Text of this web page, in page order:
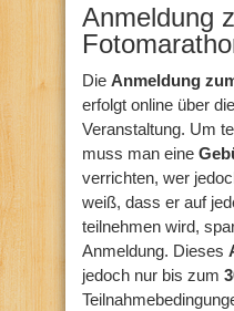
Anmeldung
Die Anmeldung
erfolgt online über
Veranstaltung. Um
muss man eine
verrichten, wer
weiß, dass er auf
teilnehmen wird,
Anmeldung. Dieses
jedoch nur bis zum